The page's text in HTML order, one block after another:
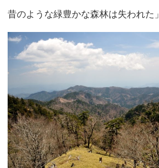
昔のような緑豊かな森林は失われた」